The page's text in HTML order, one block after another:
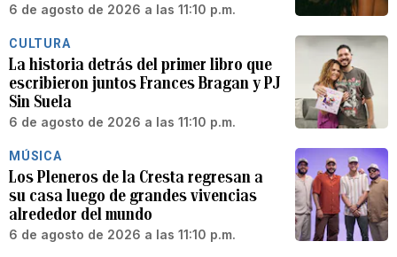
6 de agosto de 2026 a las 11:10 p.m.
CULTURA
La historia detrás del primer libro que
escribieron juntos Frances Bragan y PJ
Sin Suela
6 de agosto de 2026 a las 11:10 p.m.
MÚSICA
Los Pleneros de la Cresta regresan a
su casa luego de grandes vivencias
alrededor del mundo
6 de agosto de 2026 a las 11:10 p.m.